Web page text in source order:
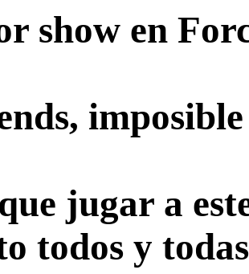
show en
imposible
jugar a
todos y